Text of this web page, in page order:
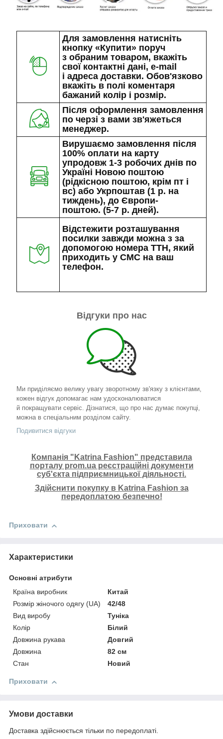
Для замовлення натисніть
кнопку «Купити» поруч
з обраним товаром, вкажіть
свої контактні дані, e-mail
і адреса доставки. Обов'язково
вкажіть в полі коментаря
бажаний колір і розмір.
Після оформлення замовлення
по черзі з вами зв'яжеться
менеджер.
Вирушаємо замовлення після
100% оплати на карту
упродовж 1-3 робочих днів по
Україні Новою поштою
(рідкісною поштою, крім пт і
вс) або Укрпоштав (1 р. на
тиждень), до Європи-
поштою. (5-7 р. дней).
Відстежити розташування
посилки завжди можна з за
допомогою номера ТТН, який
приходить у СМС на ваш
телефон.
Відгуки про нас
Ми приділяємо велику увагу зворотному зв'язку з клієнтами,
кожен відгук допомагає нам удосконалюватися
й покращувати сервіс. Дізнатися, що про нас думає покупці,
можна в спеціальним розділом сайту.
Подивитися відгуки
Компанія "Katrina Fashion" представила
порталу prom.ua реєстраційні документи
суб'єкта підприємницької діяльності.
Здійснити покупку в Katrina Fashion за
передоплатою безпечно!
Приховати
Характеристики
Основні атрибути
Країна виробник
Китай
Розмір жіночого одягу (UA)
42/48
Вид виробу
Туніка
Колір
Білий
Довжина рукава
Довгий
Довжина
82 см
Стан
Новий
Приховати
Умови доставки
Доставка здійснюється тільки по передоплаті.